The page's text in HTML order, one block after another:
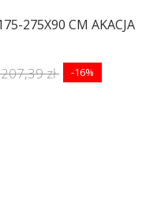
275X90 CM AKACJA
zł -16%